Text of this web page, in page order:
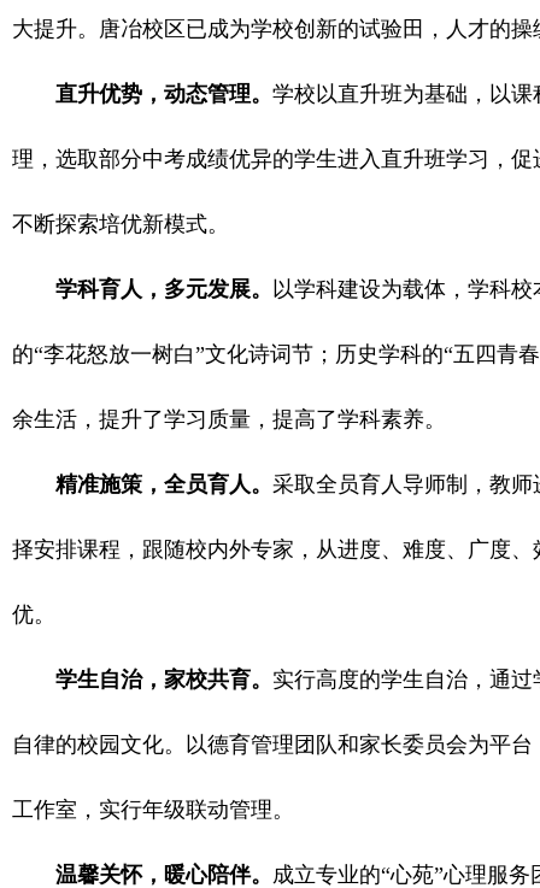
大提升。唐冶校区已成为学校创新的试验田，人才的
直升优势，动态管理。 学校以直升班为基础，以
理，选取部分中考成绩优异的学生进入直升班学习，
不断探索培优新模式。
学科育人，多元发展。 以学科建设为载体，学科
的“李花怒放一树白”文化诗词节；历史学科的“五四青
余生活，提升了学习质量，提高了学科素养。
精准施策，全员育人。 采取全员育人导师制，教师
择安排课程，跟随校内外专家，从进度、难度、广度
优。
学生自治，家校共育。 实行高度的学生自治，通
自律的校园文化。以德育管理团队和家长委员会为平
工作室，实行年级联动管理。
温馨关怀，暖心陪伴。 成立专业的“心苑”心理服